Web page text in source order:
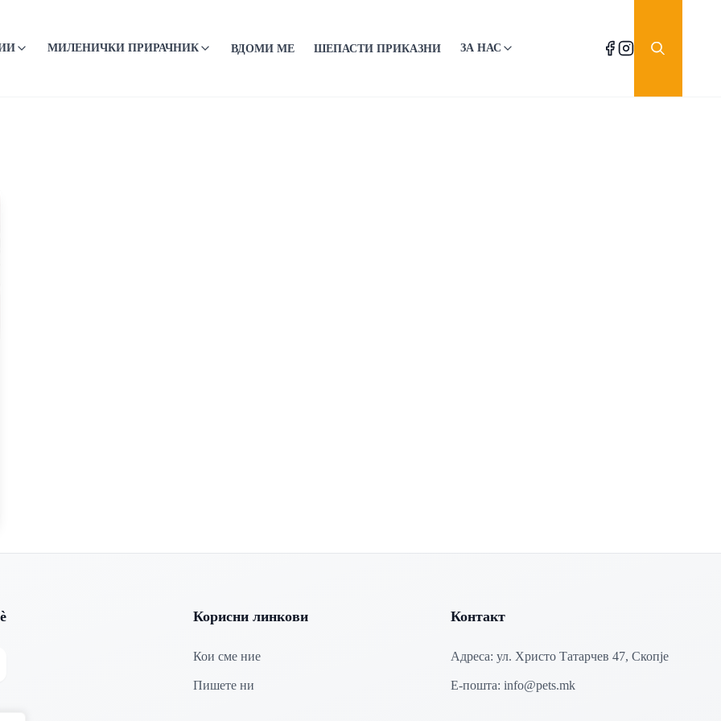
МИЛЕНИЧКИ ПРИРАЧНИК ВДОМИ МЕ ШЕПАСТИ ПРИКАЗНИ ЗА НАС
Корисни линкови
Кои сме ние
Пишете ни
Контакт
Адреса: ул. Христо Татарчев 47, Скопје
Е-пошта: info@pets.mk